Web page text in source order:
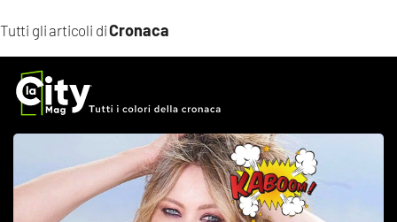
Tutti gli articoli diCronaca